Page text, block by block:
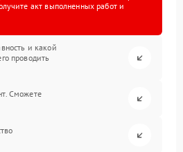
акт выполненных работ и
и какой
проводить
Сможете